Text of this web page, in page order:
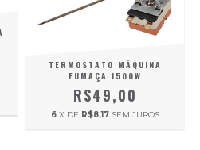
TERMOSTATO MÁQUINA
FUMAÇA 1500W
R$49,00
6 X DE R$8,17 SEM JUROS